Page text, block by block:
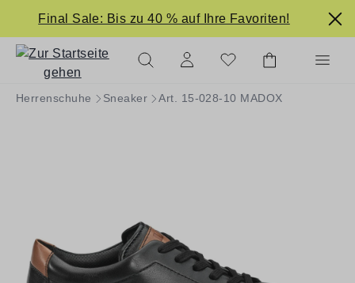
springen
Final Sale: Bis zu 40 % auf Ihre Favoriten!
Herrenschuhe Sneaker Art. 15-028-10 MADOX